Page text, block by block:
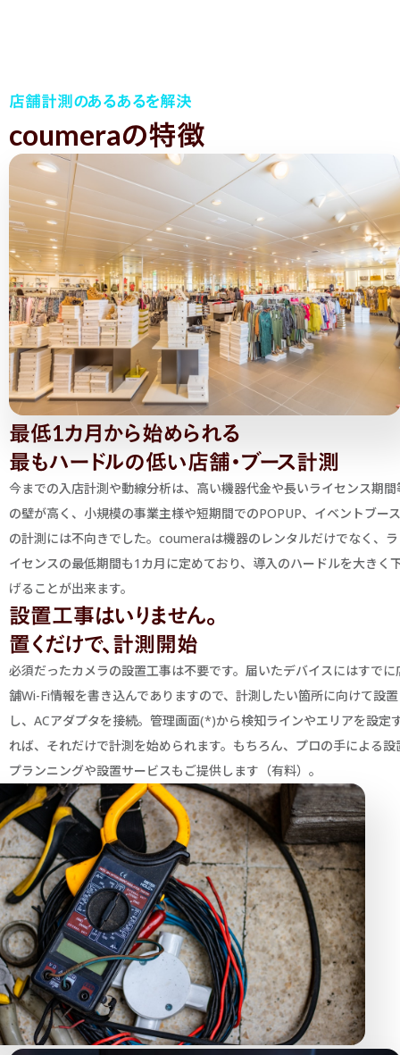
店舗計測のあるあるを解決
coumeraの特徴
最低1カ月から始められる
最もハードルの低い店舗・ブース計測
今までの入店計測や動線分析は、高い機器代金や長いライセンス期間
の壁が高く、小規模の事業主様や短期間でのPOPUP、イベントブース
の計測には不向きでした。coumeraは機器のレンタルだけでなく、ラ
イセンスの最低期間も1カ月に定めており、導入のハードルを大きく
げることが出来ます。
設置工事はいりません。
置くだけで、計測開始
必須だったカメラの設置工事は不要です。届いたデバイスにはすでに
舗Wi-Fi情報を書き込んでありますので、計測したい箇所に向けて設置
し、ACアダプタを接続。管理画面(*)から検知ラインやエリアを設定
れば、それだけで計測を始められます。もちろん、プロの手による設
プランニングや設置サービスもご提供します（有料）。